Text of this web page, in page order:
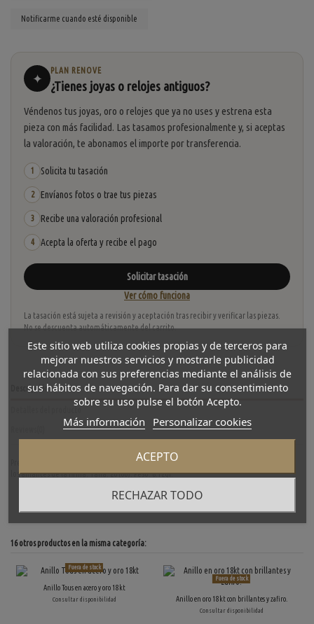
✦
PLAN RENOVE
¿Tienes joyas o relojes antiguos?
Véndenos tus joyas, oro o relojes que ya no uses y estrena esta
pieza con más facilidad. Las tasamos profesionalmente y, si aceptas
la valoración, te abonamos el importe por transferencia.
1 Solicita tu tasación
2 Envíanos fotos o trae tus piezas
3 Recibe una valoración profesional
4 Acepta la oferta y recibe el pago
Solicitar tasación
Ver cómo funciona
La tasación está sujeta a revisión y aceptación tras recibir y verificar las piezas.
No se descuenta automáticamente del carrito.
Descripción
Precioso anillo Bulgari en oro amarillo de primera ley de 1 banda. Una pieza ideal para
los amantes de la firma. Talla: 20 (60). Peso: 8.12gr.
16 otros productos en la misma categoría:
Fuera de stock
Anillo Tous en acero y oro 18kt
Consultar disponibilidad
Fuera de stock
Anillo en oro 18kt con brillantes y zafiro.
Consultar disponibilidad
Este sitio web utiliza cookies propias y de terceros para
mejorar nuestros servicios y mostrarle publicidad
relacionada con sus preferencias mediante el análisis de
sus hábitos de navegación. Para dar su consentimiento
sobre su uso pulse el botón Acepto.
Más información Personalizar cookies
RECHAZAR TODO
ACEPTO